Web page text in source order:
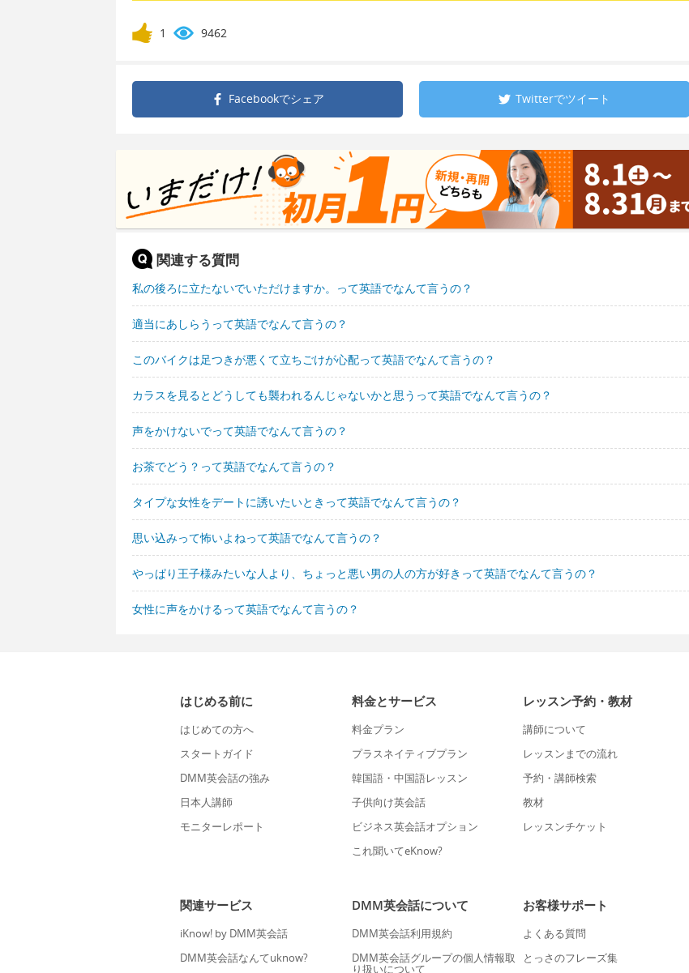
1 9462
Facebookでシェア Twitterでツイート
関連する質問
私の後ろに立たないでいただけますか。って英語でなんて言うの？
適当にあしらうって英語でなんて言うの？
このバイクは足つきが悪くて立ちごけが心配って英語でなんて言うの？
カラスを見るとどうしても襲われるんじゃないかと思うって英語でなんて言うの？
声をかけないでって英語でなんて言うの？
お茶でどう？って英語でなんて言うの？
タイプな女性をデートに誘いたいときって英語でなんて言うの？
思い込みって怖いよねって英語でなんて言うの？
やっぱり王子様みたいな人より、ちょっと悪い男の人の方が好きって英語でなんて言うの？
女性に声をかけるって英語でなんて言うの？
はじめる前に
はじめての方へ
スタートガイド
DMM英会話の強み
日本人講師
モニターレポート
料金とサービス
料金プラン
プラスネイティブプラン
韓国語・中国語レッスン
子供向け英会話
ビジネス英会話オプション
これ聞いてeKnow?
レッスン予約・教材
講師について
レッスンまでの流れ
予約・講師検索
教材
レッスンチケット
関連サービス
iKnow! by DMM英会話
DMM英会話なんてuknow?
DMM英会話について
DMM英会話利用規約
DMM英会話グループの個人情報取
り扱いについて
お客様サポート
よくある質問
とっさのフレーズ集